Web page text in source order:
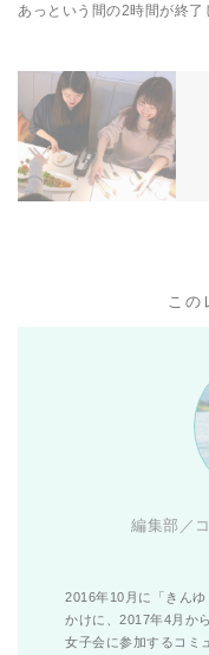
あっという間の2時間が終了
この
編集部／
2016年10月に「きん
かけに、2017年4月か
女子会に参加するコミ